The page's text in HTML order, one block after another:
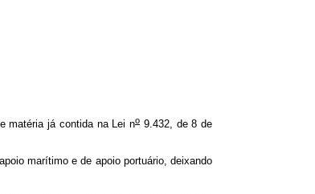
matéria já contida na Lei no 9.432, de 8 de
marítimo e de apoio portuário, deixando